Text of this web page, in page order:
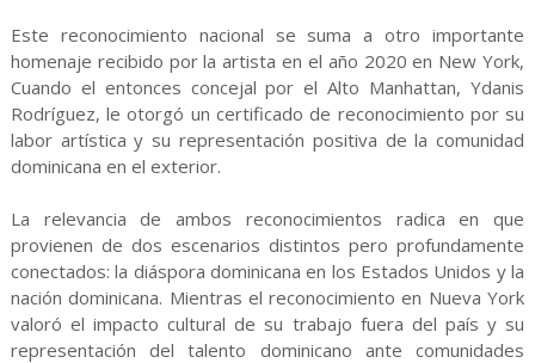
Este reconocimiento nacional se suma a otro importante
homenaje recibido por la artista en el año 2020 en New York,
Cuando el entonces concejal por el Alto Manhattan, Ydanis
Rodríguez, le otorgó un certificado de reconocimiento por su
labor artística y su representación positiva de la comunidad
dominicana en el exterior.
La relevancia de ambos reconocimientos radica en que
provienen de dos escenarios distintos pero profundamente
conectados: la diáspora dominicana en los Estados Unidos y la
nación dominicana. Mientras el reconocimiento en Nueva York
valoró el impacto cultural de su trabajo fuera del país y su
representación del talento dominicano ante comunidades